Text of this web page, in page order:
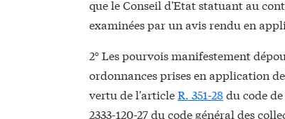
que le Conseil d'Etat statuant au
examinées par un avis rendu en
2° Les pourvois manifestement
ordonnances prises en application
vertu de l'articleR. 351-28 du code
2333-120-27 du code général des